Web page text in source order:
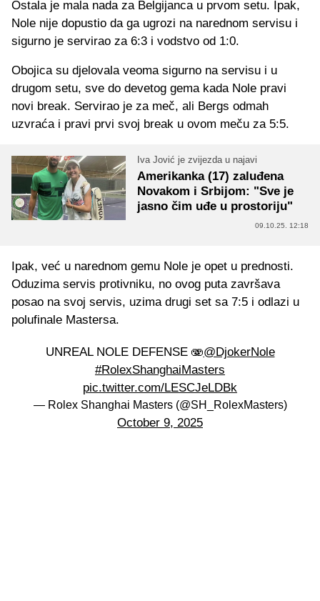
Ostala je mala nada za Belgijanca u prvom setu. Ipak,
Nole nije dopustio da ga ugrozi na narednom servisu i
sigurno je servirao za 6:3 i vodstvo od 1:0.
Obojica su djelovala veoma sigurno na servisu i u
drugom setu, sve do devetog gema kada Nole pravi
novi break. Servirao je za meč, ali Bergs odmah
uzvraća i pravi prvi svoj break u ovom meču za 5:5.
Iva Jović je zvijezda u najavi
Amerikanka (17) zaluđena
Novakom i Srbijom: "Sve je
jasno čim uđe u prostoriju"
09.10.25. 12:18
Ipak, već u narednom gemu Nole je opet u prednosti.
Oduzima servis protivniku, no ovog puta završava
posao na svoj servis, uzima drugi set sa 7:5 i odlazi u
polufinale Mastersa.
UNREAL NOLE DEFENSE 🫨@DjokerNole
#RolexShanghaiMasters
pic.twitter.com/LESCJeLDBk
— Rolex Shanghai Masters (@SH_RolexMasters)
October 9, 2025